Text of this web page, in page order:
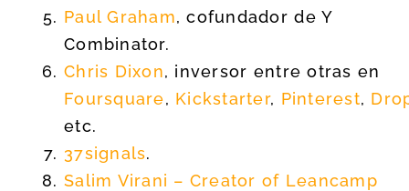
Paul Graham, cofundador de Y
Combinator.
Chris Dixon, inversor entre otras en
Foursquare, Kickstarter, Pinterest,
etc.
37signals.
Salim Virani – Creator of Leancamp